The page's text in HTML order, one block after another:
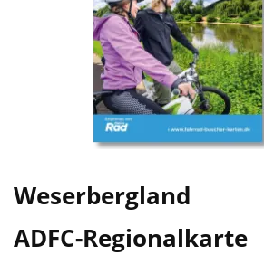
Weserbergland
ADFC-Regionalkarte